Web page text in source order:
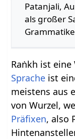
Patanjali,
als großer
Raṅkh ist
Sprache ist
meistens aus
von Wurzel,
Präfixen, also